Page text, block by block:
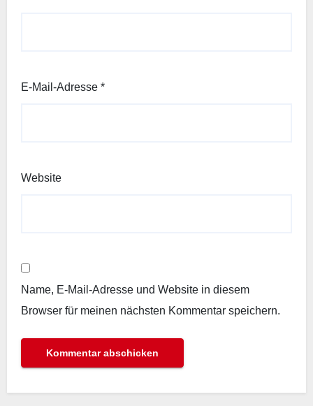
E-Mail-Adresse *
Website
Name, E-Mail-Adresse und Website in diesem
Browser für meinen nächsten Kommentar speichern.